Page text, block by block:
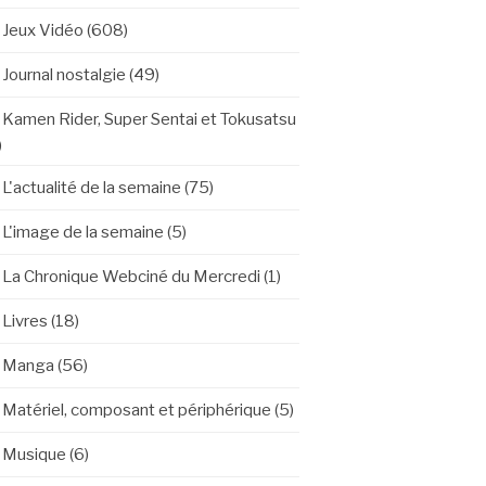
Jeux Vidéo (608)
Journal nostalgie (49)
Kamen Rider, Super Sentai et Tokusatsu
L'actualité de la semaine (75)
L'image de la semaine (5)
La Chronique Webciné du Mercredi (1)
Livres (18)
Manga (56)
Matériel, composant et périphérique (5)
Musique (6)